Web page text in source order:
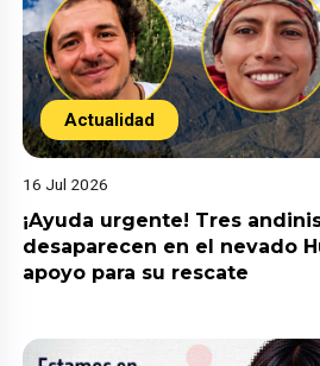
Actualidad
16 Jul 2026
¡Ayuda urgente! Tres
desaparecen en el nevado
apoyo para su rescate